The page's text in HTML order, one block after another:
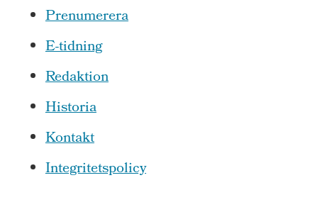
Prenumerera
E-tidning
Redaktion
Historia
Kontakt
Integritetspolicy